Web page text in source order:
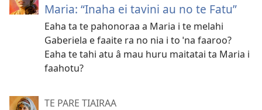
Maria: “Inaha ei tavini au no te Fatu”
Eaha ta te pahonoraa a Maria i te melahi
Gaberiela e faaite ra no nia i to ˈna faaroo?
Eaha te tahi atu â mau huru maitatai ta Maria i
faahotu?
TE PARE TIAIRAA